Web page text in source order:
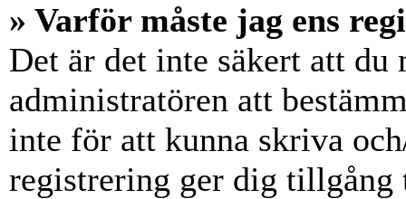
» Varför måste jag ens
Det är det inte säkert att
administratören att
inte för att kunna skriva
registrering ger dig